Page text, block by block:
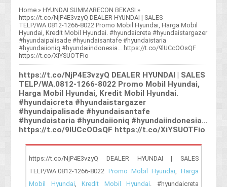
Home »HYUNDAI SUMMARECON BEKASI »
https://t.co/NjP4E3vzyQ DEALER HYUNDAI | SALES
TELP/WA.0812-1266-8022 Promo Mobil Hyundai, Harga Mobil
Hyundai, Kredit Mobil Hyundai. #hyundaicreta #hyundaistargazer
#hyundaipalisade #hyundaisantafe #hyundaistaria
#hyundaiioniq #hyundaiindonesia… https://t.co/9lUCcOOsQF
https://t.co/XiYSUOTFio
https://t.co/NjP4E3vzyQ DEALER HYUNDAI | SALES
TELP/WA.0812-1266-8022 Promo Mobil Hyundai,
Harga Mobil Hyundai, Kredit Mobil Hyundai.
#hyundaicreta #hyundaistargazer
#hyundaipalisade #hyundaisantafe
#hyundaistaria #hyundaiioniq #hyundaiindonesia…
https://t.co/9lUCcOOsQF https://t.co/XiYSUOTFio
https://t.co/NjP4E3vzyQ DEALER HYUNDAI | SALES
TELP/WA.0812-1266-8022 Promo Mobil Hyundai
Harga
Mobil Hyundai
Kredit Mobil Hyundai . #hyundaicreta